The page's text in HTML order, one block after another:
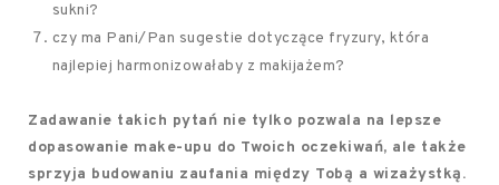
sukni?
czy ma Pani/Pan sugestie dotyczące fryzury, która
najlepiej harmonizowałaby z makijażem?
Zadawanie takich pytań nie tylko pozwala na lepsze
dopasowanie make-upu do Twoich oczekiwań, ale także
sprzyja budowaniu zaufania między Tobą a wizażystką.